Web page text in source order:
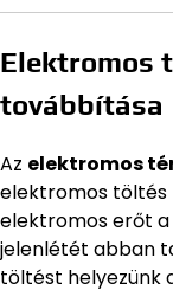
Elektromos
továbbítása
Az elektromos
elektromos töltés
elektromos erőt
jelenlétét abban
töltést helyezünk